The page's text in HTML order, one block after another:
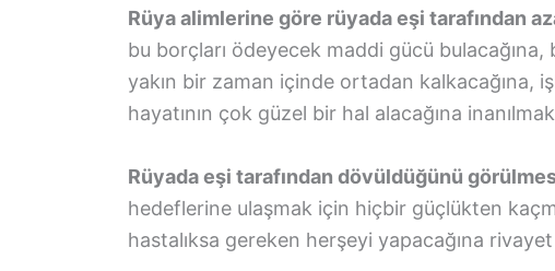
Rüya alimlerine göre rüyada eşi tarafından
bu borçları ödeyecek maddi gücü
yakın bir zaman içinde ortadan kalkacağına,
hayatının çok güzel bir hal alacağına
Rüyada eşi tarafından dövüldüğünü
hedeflerine ulaşmak için hiçbir güçlükten
hastalıksa gereken herşeyi yapacağına